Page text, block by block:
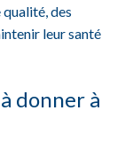
des
leur santé
donner à